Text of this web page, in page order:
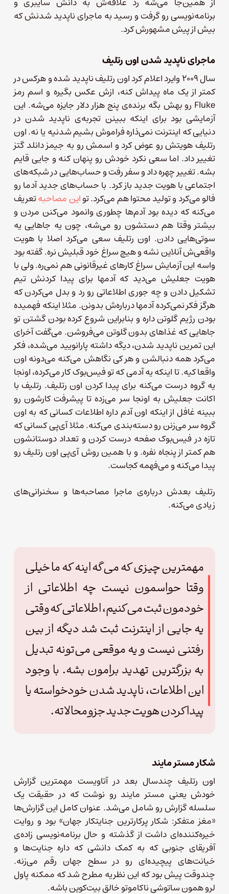
برنامه‌نویسی رو گرفت و رسید به ماجرای ناپدید شدنش که
بیش از پیش مشهورش کرد.
ماجرای ناپدید شدن اون رتلیف
سال ۲۰۰۹ وایرد اعلام کرد اون رتلیف ناپدید شده و هرکس در
کمتر از یک ماه پیداش کنه، ازش عکس بگیره و اسم رمز
Fluke رو بهش بگه برنده‌ی پنج هزار دلار جایزه می‌شه. این
آزمایشی بود برای اینکه ببینن تجربه‌ی ناپدید شدن در
دنیایی که اینترنت نمی‌ذاره فراموش بشیم شدنیه یا نه. اون
رتلیف هویتش رو عوض کرد و اسمش رو به جیمز دانلد گتز
تغییر داد. اما سعی نکرد خودش رو پنهان کنه و جایی قایم
بشه. تغییر چهره داد و سفر رفت و حساب‌هایی در شبکه‌های
اجتماعی با هویت جدید باز کرد. با حساب‌های جدید آدما رو
فالو می‌کرد و تولید محتوا هم می‌کرد. تواین مصاحبهتعریف
می‌کنه که دیده بود آدم‌ها چطوری وانمود می‌کنن مردن و
بیشتر وقتا هم دستشون رو می‌شه، چون یه جاهایی یه
سوتی‌هایی دادن. اون رتلیف سعی می‌کرد اصلا با هویت
واقعی‌ش آنلاین نشه و هیچ سراغ خود قبلیش نره. گفته بود
واسه این آزمایش سراغ کارهای غیرقانونی هم نمی‌ره. ولی با
هویت جعلیش می‌دید که آدمها برای پیدا کردنش تیم
تشکیل دادن و چه جوری اطلاعاتی رو رد و بدل می‌کردن که
هرگز فکر نمی‌کرده آدمها درباره‌ش بدونن. مثلا اینکه فهمیده
بودن رژیم گلوتن داره و بنابراین شروع کرده بودن گشتن تو
جاهایی که غذاهای بدون گلوتن می‌فروشن. می‌گفت آخرای
این تمرین ناپدید شدن، دیگه داشته پارانویید می‌شده، فکر
می‌کرد همه دنبالشن و هر کی نگاهش می‌کنه می‌دونه اون
واقعا کیه. تا اینکه یه آدمی که تو فیس‌بوک کار می‌کرده، اونجا
یه گروه درست می‌کنه برای پیدا کردن اون رتلیف. رتلیف با
اکانت جعلیش به اونجا سر می‌زده تا پیشرفت کارشون رو
ببینه غافل از اینکه اون آدم داره اطلاعات کسانی که به اون
گروه سر می‌زنن رو دسته‌بندی می‌کنه. مثلا آی‌پی کسانی که
تازه در فیس‌بوک صفحه درست کردن و تعداد دوستانشون
هم کمتر از پنجاه نفره. و با همین روش آی‌پی اون رتلیف رو
پیدا می‌کنه و می‌فهمه کجاست.
رتلیف بعدش درباره‌ی ماجرا مصاحبه‌ها و سخنرانی‌های
زیادی می‌کنه.
مهمترین چیزی که می‌گه اینه که ما خیلی
وقتا حواسمون نیست چه اطلاعاتی از
خودمون ثبت می‌کنیم، اطلاعاتی که وقتی
یه جایی از اینترنت ثبت شد دیگه از بین
رفتنی نیست و یه موقعی می‌تونه تبدیل
به بزرگترین تهدید برامون بشه. با وجود
این اطلاعات، ناپدید شدن خودخواسته یا
پیدا کردن هویت جدید جزو محالاته.
شکار مستر مایند
اون رتلیف چندسال بعد در آتاویست مهمترین گزارش
خودش یعنی مستر مایند رو نوشت که در حقیقت یک
سلسله گزارش رو شامل می‌شد. عنوان کامل این گزارش‌ها
«مغز متفکر: شکار پرکارترین جنایتکار جهان» بود و روایت
خیره‌کننده‌ای داشت از گذشته و حال برنامه‌نویسی زاده‌ی
آفریقای جنوبی که به کمک دانشی که داره جنایت‌ها و
خیانت‌های پیچیده‌ای رو در سطح جهان رقم می‌زنه.
چندوقت پیش بود که این نظریه مطرح شد که ممکنه پاول
لرو همون ساتوشی ناکاموتو خالق بیت‌کوین باشه.